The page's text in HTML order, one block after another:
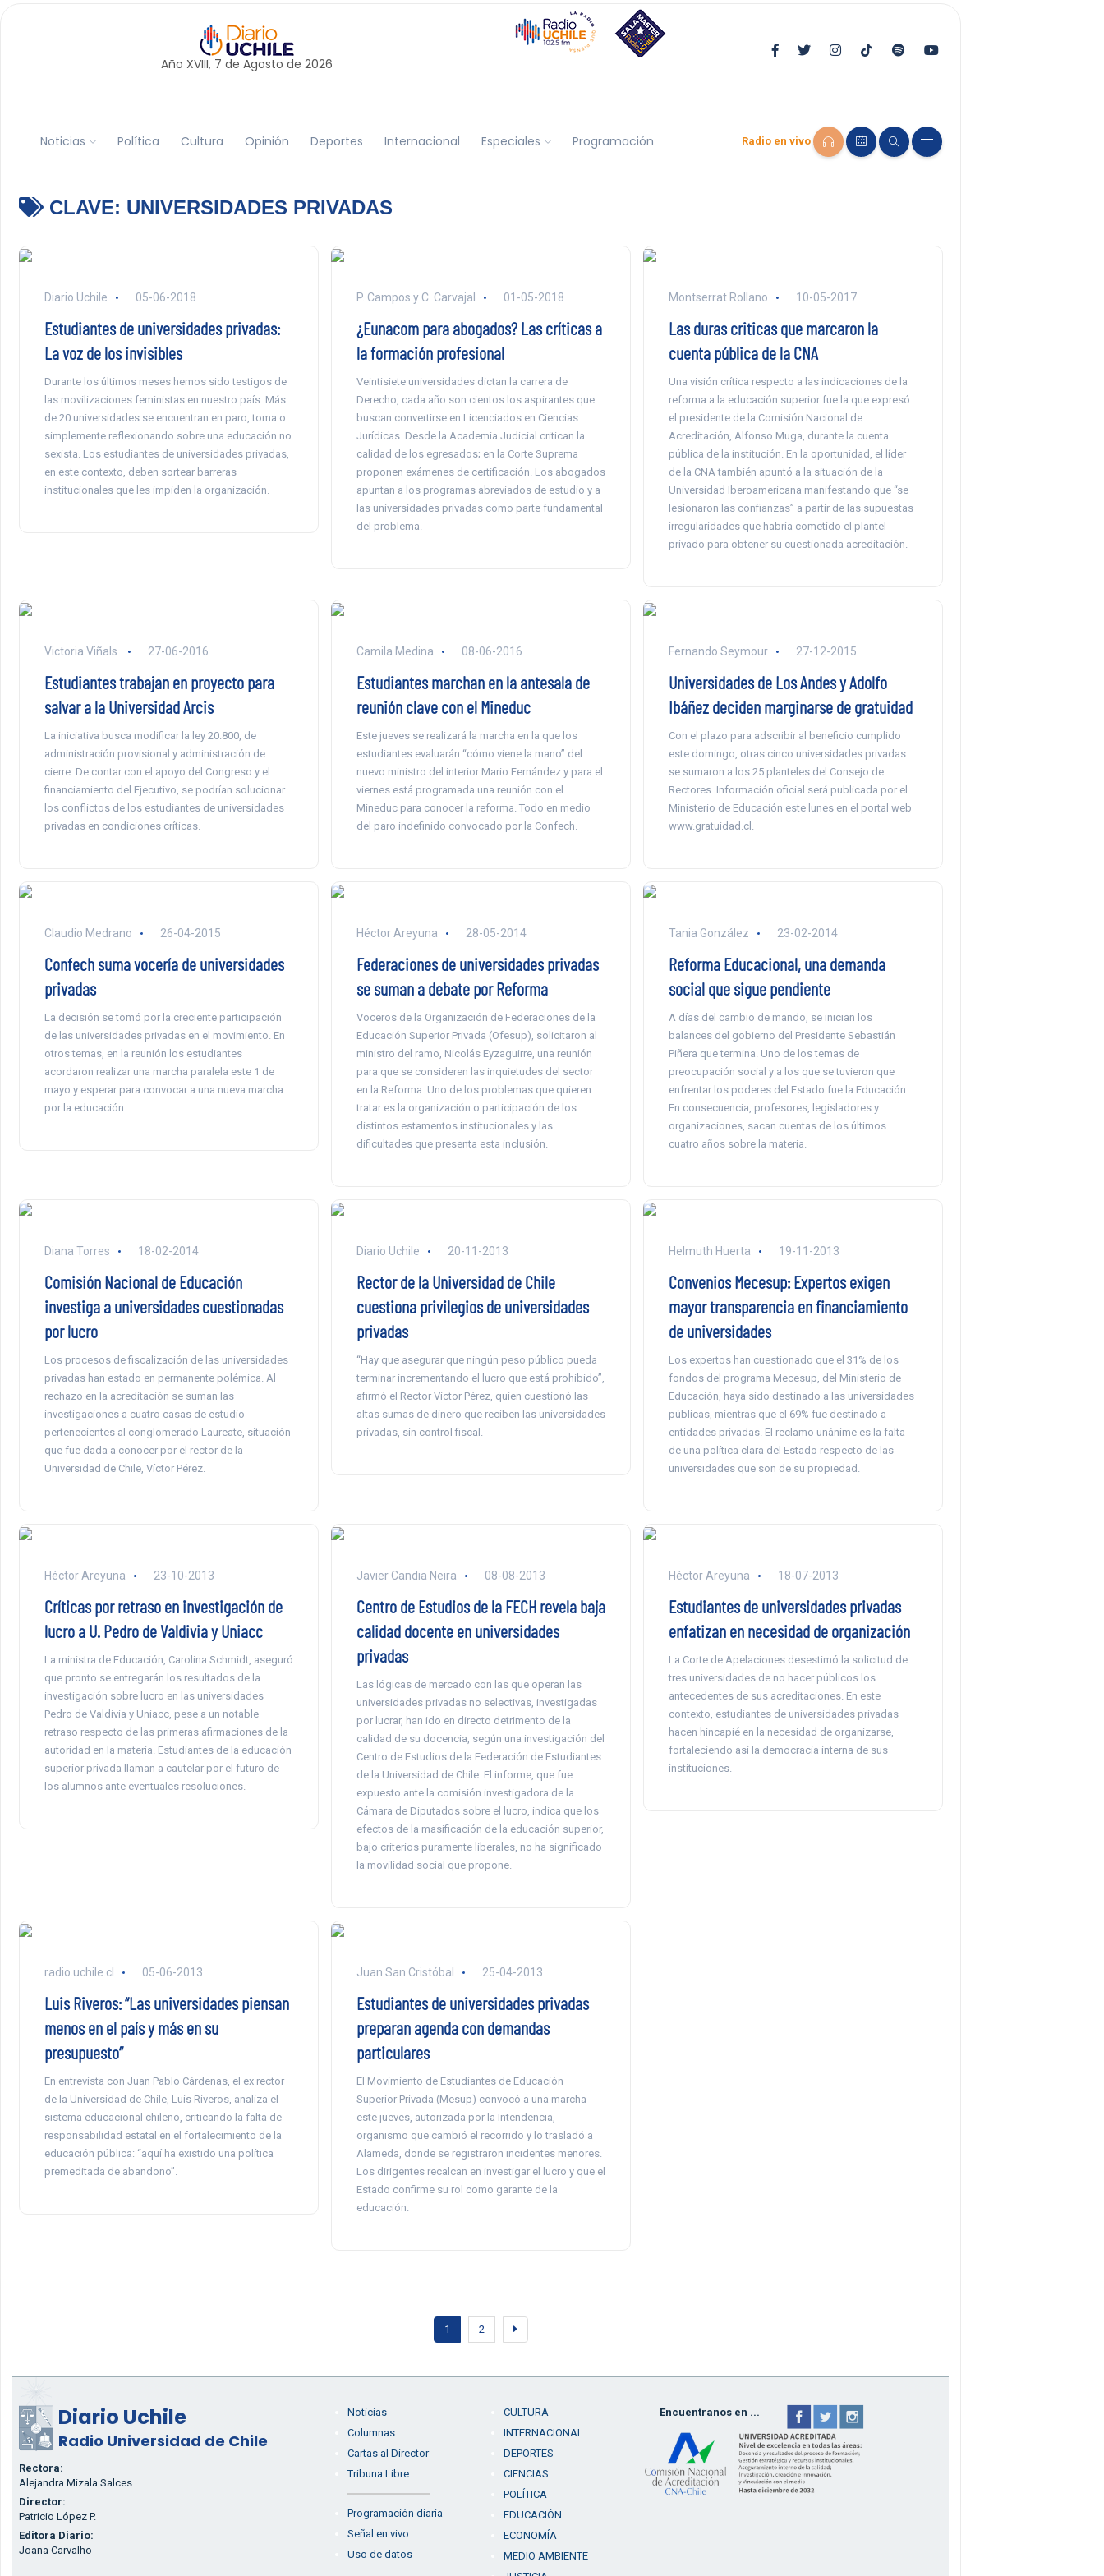
Año XVIII, 7 de Agosto de 2026
Noticias Política Cultura Opinión Deportes Internacional Especiales Programación Radio en vivo
CLAVE: UNIVERSIDADES PRIVADAS
Diario Uchile 05-06-2018
Estudiantes de universidades privadas:
La voz de los invisibles
Durante los últimos meses hemos sido testigos de
las movilizaciones feministas en nuestro país. Más
de 20 universidades se encuentran en paro, toma o
simplemente reflexionando sobre una educación no
sexista. Los estudiantes de universidades privadas,
en este contexto, deben sortear barreras
institucionales que les impiden la organización.
P. Campos y C. Carvajal 01-05-2018
¿Eunacom para abogados? Las críticas a
la formación profesional
Veintisiete universidades dictan la carrera de
Derecho, cada año son cientos los aspirantes que
buscan convertirse en Licenciados en Ciencias
Jurídicas. Desde la Academia Judicial critican la
calidad de los egresados; en la Corte Suprema
proponen exámenes de certificación. Los abogados
apuntan a los programas abreviados de estudio y a
las universidades privadas como parte fundamental
del problema.
Montserrat Rollano 10-05-2017
Las duras criticas que marcaron la
cuenta pública de la CNA
Una visión crítica respecto a las indicaciones de la
reforma a la educación superior fue la que expresó
el presidente de la Comisión Nacional de
Acreditación, Alfonso Muga, durante la cuenta
pública de la institución. En la oportunidad, el líder
de la CNA también apuntó a la situación de la
Universidad Iberoamericana manifestando que “se
lesionaron las confianzas” a partir de las supuestas
irregularidades que habría cometido el plantel
privado para obtener su cuestionada acreditación.
Victoria Viñals 27-06-2016
Estudiantes trabajan en proyecto para
salvar a la Universidad Arcis
La iniciativa busca modificar la ley 20.800, de
administración provisional y administración de
cierre. De contar con el apoyo del Congreso y el
financiamiento del Ejecutivo, se podrían solucionar
los conflictos de los estudiantes de universidades
privadas en condiciones críticas.
Camila Medina 08-06-2016
Estudiantes marchan en la antesala de
reunión clave con el Mineduc
Este jueves se realizará la marcha en la que los
estudiantes evaluarán “cómo viene la mano” del
nuevo ministro del interior Mario Fernández y para el
viernes está programada una reunión con el
Mineduc para conocer la reforma. Todo en medio
del paro indefinido convocado por la Confech.
Fernando Seymour 27-12-2015
Universidades de Los Andes y Adolfo
Ibáñez deciden marginarse de gratuidad
Con el plazo para adscribir al beneficio cumplido
este domingo, otras cinco universidades privadas
se sumaron a los 25 planteles del Consejo de
Rectores. Información oficial será publicada por el
Ministerio de Educación este lunes en el portal web
www.gratuidad.cl.
Claudio Medrano 26-04-2015
Confech suma vocería de universidades
privadas
La decisión se tomó por la creciente participación
de las universidades privadas en el movimiento. En
otros temas, en la reunión los estudiantes
acordaron realizar una marcha paralela este 1 de
mayo y esperar para convocar a una nueva marcha
por la educación.
Héctor Areyuna 28-05-2014
Federaciones de universidades privadas
se suman a debate por Reforma
Voceros de la Organización de Federaciones de la
Educación Superior Privada (Ofesup), solicitaron al
ministro del ramo, Nicolás Eyzaguirre, una reunión
para que se consideren las inquietudes del sector
en la Reforma. Uno de los problemas que quieren
tratar es la organización o participación de los
distintos estamentos institucionales y las
dificultades que presenta esta inclusión.
Tania González 23-02-2014
Reforma Educacional, una demanda
social que sigue pendiente
A días del cambio de mando, se inician los
balances del gobierno del Presidente Sebastián
Piñera que termina. Uno de los temas de
preocupación social y a los que se tuvieron que
enfrentar los poderes del Estado fue la Educación.
En consecuencia, profesores, legisladores y
organizaciones, sacan cuentas de los últimos
cuatro años sobre la materia.
Diana Torres 18-02-2014
Comisión Nacional de Educación
investiga a universidades cuestionadas
por lucro
Los procesos de fiscalización de las universidades
privadas han estado en permanente polémica. Al
rechazo en la acreditación se suman las
investigaciones a cuatro casas de estudio
pertenecientes al conglomerado Laureate, situación
que fue dada a conocer por el rector de la
Universidad de Chile, Víctor Pérez.
Diario Uchile 20-11-2013
Rector de la Universidad de Chile
cuestiona privilegios de universidades
privadas
“Hay que asegurar que ningún peso público pueda
terminar incrementando el lucro que está prohibido”,
afirmó el Rector Víctor Pérez, quien cuestionó las
altas sumas de dinero que reciben las universidades
privadas, sin control fiscal.
Helmuth Huerta 19-11-2013
Convenios Mecesup: Expertos exigen
mayor transparencia en financiamiento
de universidades
Los expertos han cuestionado que el 31% de los
fondos del programa Mecesup, del Ministerio de
Educación, haya sido destinado a las universidades
públicas, mientras que el 69% fue destinado a
entidades privadas. El reclamo unánime es la falta
de una política clara del Estado respecto de las
universidades que son de su propiedad.
Héctor Areyuna 23-10-2013
Críticas por retraso en investigación de
lucro a U. Pedro de Valdivia y Uniacc
La ministra de Educación, Carolina Schmidt, aseguró
que pronto se entregarán los resultados de la
investigación sobre lucro en las universidades
Pedro de Valdivia y Uniacc, pese a un notable
retraso respecto de las primeras afirmaciones de la
autoridad en la materia. Estudiantes de la educación
superior privada llaman a cautelar por el futuro de
los alumnos ante eventuales resoluciones.
Javier Candia Neira 08-08-2013
Centro de Estudios de la FECH revela baja
calidad docente en universidades
privadas
Las lógicas de mercado con las que operan las
universidades privadas no selectivas, investigadas
por lucrar, han ido en directo detrimento de la
calidad de su docencia, según una investigación del
Centro de Estudios de la Federación de Estudiantes
de la Universidad de Chile. El informe, que fue
expuesto ante la comisión investigadora de la
Cámara de Diputados sobre el lucro, indica que los
efectos de la masificación de la educación superior,
bajo criterios puramente liberales, no ha significado
la movilidad social que propone.
Héctor Areyuna 18-07-2013
Estudiantes de universidades privadas
enfatizan en necesidad de organización
La Corte de Apelaciones desestimó la solicitud de
tres universidades de no hacer públicos los
antecedentes de sus acreditaciones. En este
contexto, estudiantes de universidades privadas
hacen hincapié en la necesidad de organizarse,
fortaleciendo así la democracia interna de sus
instituciones.
radio.uchile.cl 05-06-2013
Luis Riveros: “Las universidades piensan
menos en el país y más en su
presupuesto”
En entrevista con Juan Pablo Cárdenas, el ex rector
de la Universidad de Chile, Luis Riveros, analiza el
sistema educacional chileno, criticando la falta de
responsabilidad estatal en el fortalecimiento de la
educación pública: “aquí ha existido una política
premeditada de abandono”.
Juan San Cristóbal 25-04-2013
Estudiantes de universidades privadas
preparan agenda con demandas
particulares
El Movimiento de Estudiantes de Educación
Superior Privada (Mesup) convocó a una marcha
este jueves, autorizada por la Intendencia,
organismo que cambió el recorrido y lo trasladó a
Alameda, donde se registraron incidentes menores.
Los dirigentes recalcan en investigar el lucro y que el
Estado confirme su rol como garante de la
educación.
1 2
Diario Uchile
Radio Universidad de Chile
Rectora:
Alejandra Mizala Salces
Director:
Patricio López P.
Editora Diario:
Joana Carvalho
Noticias
Columnas
Cartas al Director
Tribuna Libre
Programación diaria
Señal en vivo
Uso de datos
CULTURA
INTERNACIONAL
DEPORTES
CIENCIAS
POLÍTICA
EDUCACIÓN
ECONOMÍA
MEDIO AMBIENTE
Encuentranos en ...